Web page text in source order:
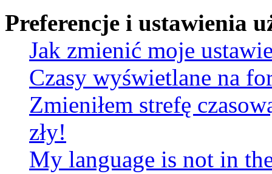
Preferencje i ustawienia
Jak zmienić moje
Czasy wyświetlane na
Zmieniłem strefę
zły!
My language is not in